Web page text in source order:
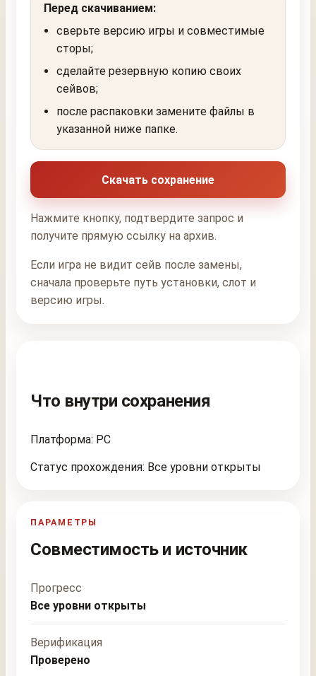
Перед скачиванием:
сверьте версию игры и совместимые
сторы;
сделайте резервную копию своих
сейвов;
после распаковки замените файлы в
указанной ниже папке.
Скачать сохранение
Нажмите кнопку, подтвердите запрос и
получите прямую ссылку на архив.
Если игра не видит сейв после замены,
сначала проверьте путь установки, слот и
версию игры.
Что внутри сохранения
Платформа: PC
Статус прохождения: Все уровни открыты
ПАРАМЕТРЫ
Совместимость и источник
Прогресс
Все уровни открыты
Верификация
Проверено